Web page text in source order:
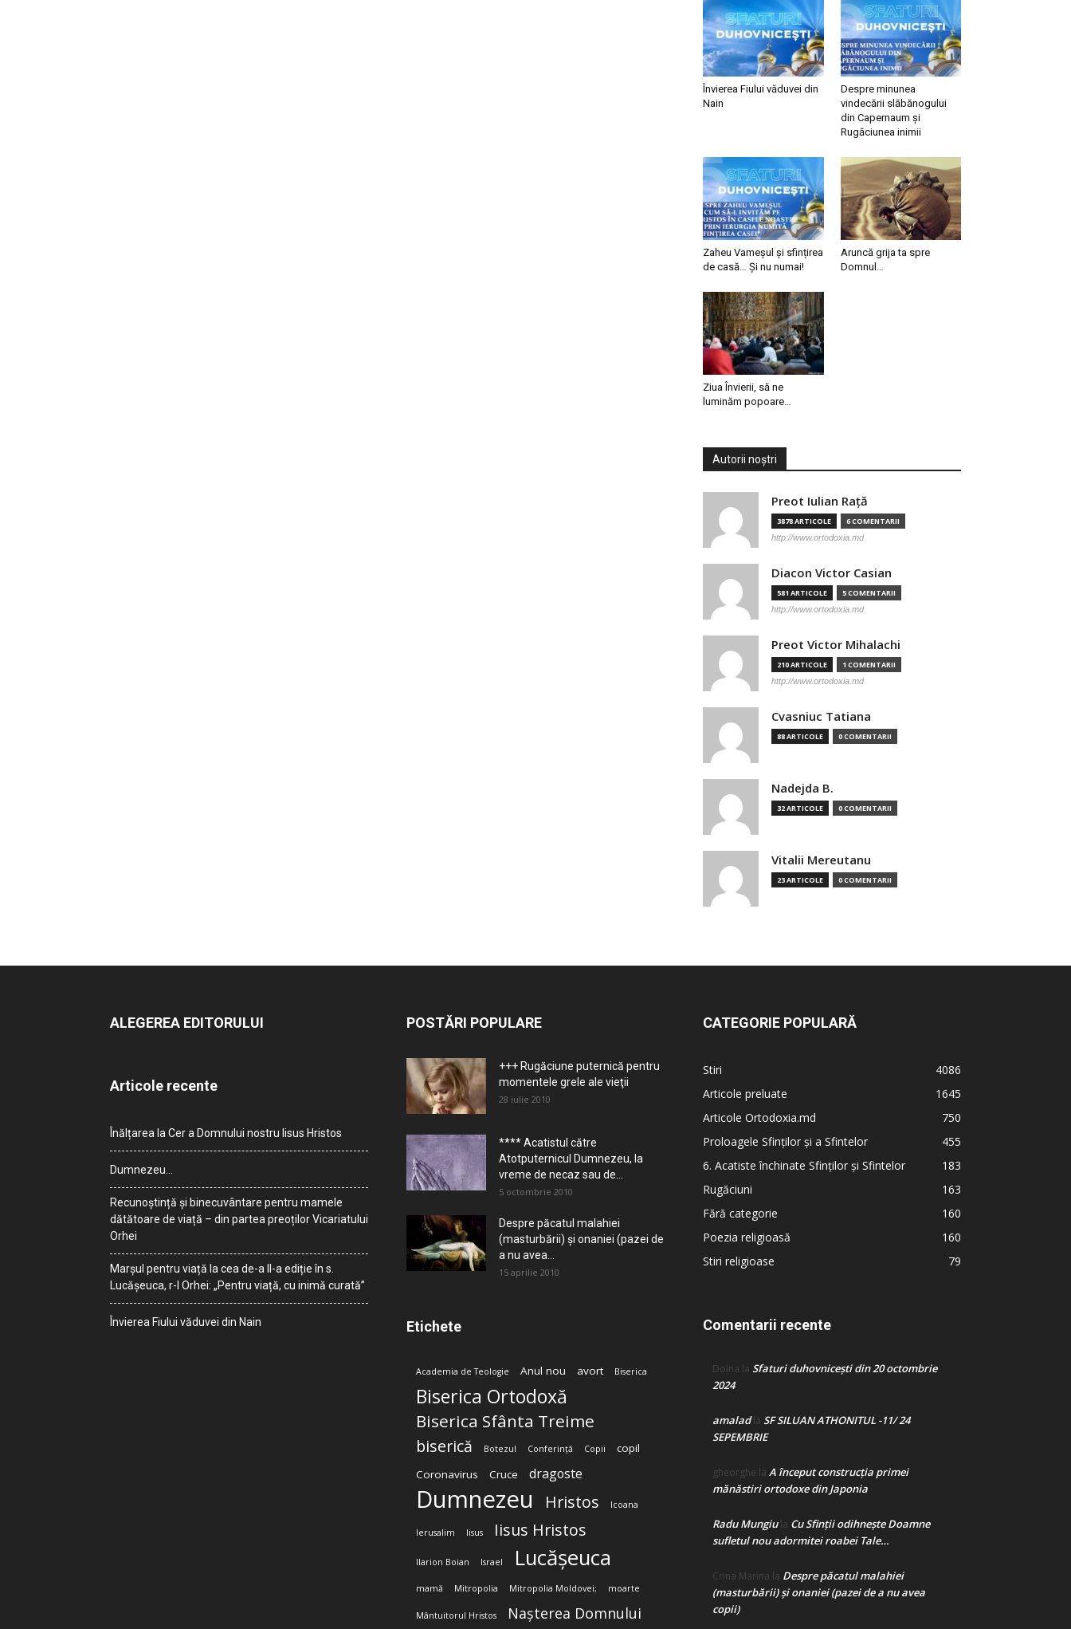
Învierea Fiului văduvei din
Nain
Despre minunea
vindecării slăbănogului
din Capernaum și
Rugăciunea inimii
Zaheu Vameșul și sfințirea
de casă… Și nu numai!
Aruncă grija ta spre
Domnul…
Ziua Învierii, să ne
luminăm popoare…
Autorii noștri
Preot Iulian Raţă
3878 ARTICOLE 6 COMENTARII
http://www.ortodoxia.md
Diacon Victor Casian
581 ARTICOLE 5 COMENTARII
http://www.ortodoxia.md
Preot Victor Mihalachi
210 ARTICOLE 1 COMENTARII
http://www.ortodoxia.md
Cvasniuc Tatiana
88 ARTICOLE 0 COMENTARII
Nadejda B.
32 ARTICOLE 0 COMENTARII
Vitalii Mereutanu
23 ARTICOLE 0 COMENTARII
ALEGEREA EDITORULUI
Articole recente
Înălțarea la Cer a Domnului nostru Iisus Hristos
Dumnezeu…
Recunoștință și binecuvântare pentru mamele
dătătoare de viață – din partea preoților Vicariatului
Orhei
Marșul pentru viață la cea de-a II-a ediție în s.
Lucășeuca, r-l Orhei: „Pentru viață, cu inimă curată”
Învierea Fiului văduvei din Nain
POSTĂRI POPULARE
+++ Rugăciune puternică pentru
momentele grele ale vieţii
28 iulie 2010
**** Acatistul către
Atotputernicul Dumnezeu, la
vreme de necaz sau de...
5 octombrie 2010
Despre păcatul malahiei
(masturbării) şi onaniei (pazei de
a nu avea...
15 aprilie 2010
Etichete
Academia de Teologie Anul nou avort Biserica
Biserica Ortodoxă
Biserica Sfânta Treime
biserică Botezul Conferință Copii
copil
Coronavirus
Cruce dragoste
Dumnezeu Hristos Icoana
Ierusalim Iisus Iisus Hristos
Ilarion Boian Israel Lucășeuca
mamă Mitropolia Mitropolia Moldovei; moarte
Mântuitorul Hristos Nașterea Domnului
CATEGORIE POPULARĂ
Stiri
4086
Articole preluate
1645
Articole Ortodoxia.md
750
Proloagele Sfinților și a Sfintelor
455
6. Acatiste închinate Sfinților și Sfintelor
183
Rugăciuni
163
Fără categorie
160
Poezia religioasă
160
Stiri religioase
79
Comentarii recente
Doina la Sfaturi duhovnicești din 20 octombrie
2024
amaladla SF SILUAN ATHONITUL -11/ 24
SEPEMBRIE
gheorghe la A început construcţia primei
mănăstiri ortodoxe din Japonia
Radu Mungiula Cu Sfinții odihnește Doamne
sufletul nou adormitei roabei Tale…
Crina Marina la Despre păcatul malahiei
(masturbării) şi onaniei (pazei de a nu avea
copii)